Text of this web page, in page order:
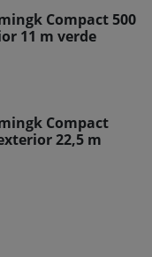
Compact 500
11 m verde
Compact
22,5 m